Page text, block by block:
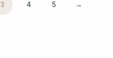
3 4 5 →